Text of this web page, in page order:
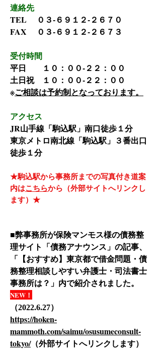
連絡先
TEL ０３-６９１２-２６７０
FAX ０３-６９１２-２６７３
受付時間
平日 １０：００-２２：００
土日祝 １０：００-２２：００
※ご相談は予約制となっております。
アクセス
JR山手線「駒込駅」南口徒歩１分
東京メトロ南北線「駒込駅」３番出口
徒歩１分
★駒込駅から事務所までの写真付き道案
内はこちらから（外部サイトへリンクし
ます）★
■弊事務所が保険マンモス様の債務整
理サイト「債務アナウンス」の記事、
「【おすすめ】東京都で借金問題・債
務整理相談しやすい弁護士・司法書士
事務所は？」内で紹介されました。
NEW！
（​2022.6.27）
https://hoken-
mammoth.com/saimu/osusumeconsult-
tokyo/（外部サイトへリンクします）